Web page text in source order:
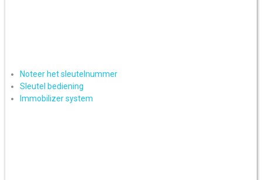
Noteer het sleutelnummer
Sleutel bediening
Immobilizer system